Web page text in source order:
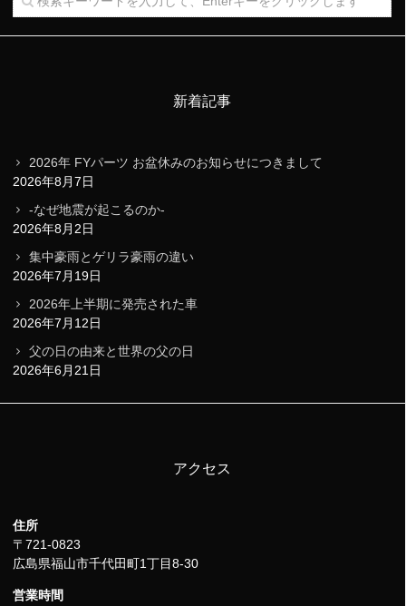
新着記事
2026年 FYパーツ お盆休みのお知らせにつきまして
2026年8月7日
-なぜ地震が起こるのか-
2026年8月2日
集中豪雨とゲリラ豪雨の違い
2026年7月19日
2026年上半期に発売された車
2026年7月12日
父の日の由来と世界の父の日
2026年6月21日
アクセス
住所
〒721-0823
広島県福山市千代田町1丁目8-30
営業時間